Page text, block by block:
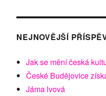
NEJNOVĚJŠÍ
Jak se mění česká
České Budějovice
Jáma lvová